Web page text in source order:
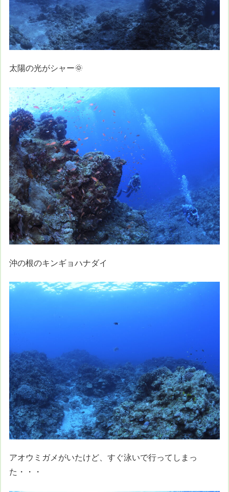
太陽の光がシャー🌞
沖の根のキンギョハナダイ
アオウミガメがいたけど、すぐ泳いで行ってしまっ
た・・・